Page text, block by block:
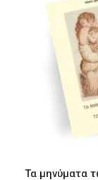
Τα μηνύματα